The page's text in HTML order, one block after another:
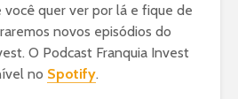
você quer ver por lá e fique de
novos episódios do
O Podcast Franquia Invest
no Spotify.